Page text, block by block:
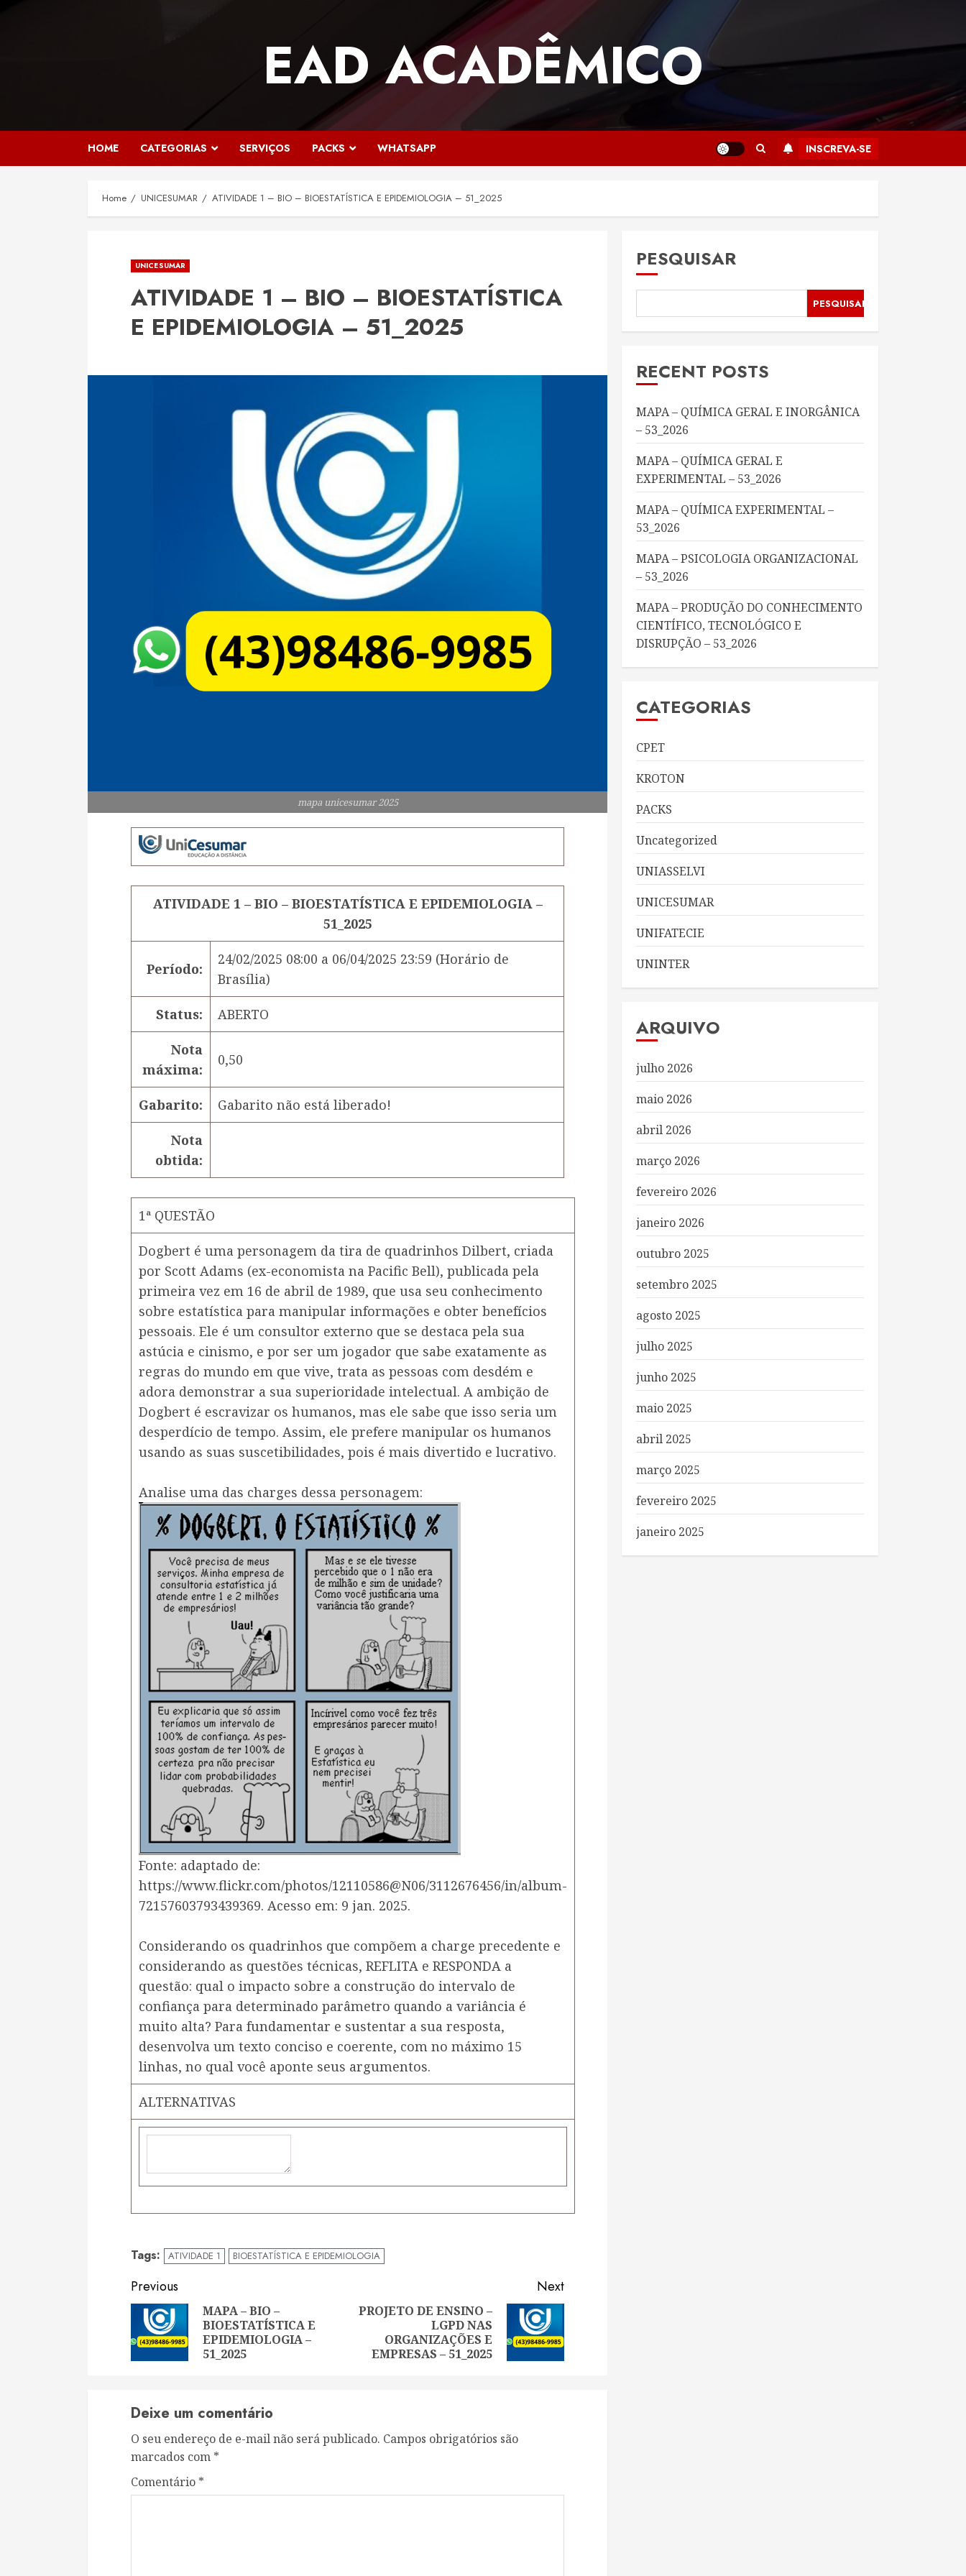
EAD ACADÊMICO
HOME CATEGORIAS SERVIÇOS PACKS WHATSAPP INSCREVA-SE
Home UNICESUMAR ATIVIDADE 1 – BIO – BIOESTATÍSTICA E EPIDEMIOLOGIA – 51_2025
UNICESUMAR
ATIVIDADE 1 – BIO – BIOESTATÍSTICA
E EPIDEMIOLOGIA – 51_2025
mapa unicesumar 2025
ATIVIDADE 1 – BIO – BIOESTATÍSTICA E EPIDEMIOLOGIA –
51_2025
Período:
24/02/2025 08:00 a 06/04/2025 23:59 (Horário de
Brasília)
Status: ABERTO
Nota
máxima:
0,50
Gabarito: Gabarito não está liberado!
Nota
obtida:
1ª QUESTÃO
Dogbert é uma personagem da tira de quadrinhos Dilbert, criada
por Scott Adams (ex-economista na Pacific Bell), publicada pela
primeira vez em 16 de abril de 1989, que usa seu conhecimento
sobre estatística para manipular informações e obter benefícios
pessoais. Ele é um consultor externo que se destaca pela sua
astúcia e cinismo, e por ser um jogador que sabe exatamente as
regras do mundo em que vive, trata as pessoas com desdém e
adora demonstrar a sua superioridade intelectual. A ambição de
Dogbert é escravizar os humanos, mas ele sabe que isso seria um
desperdício de tempo. Assim, ele prefere manipular os humanos
usando as suas suscetibilidades, pois é mais divertido e lucrativo.
Analise uma das charges dessa personagem:
​Fonte: adaptado de:
https://www.flickr.com/photos/12110586@N06/3112676456/in/album-
72157603793439369. Acesso em: 9 jan. 2025.
Considerando os quadrinhos que compõem a charge precedente e
considerando as questões técnicas, REFLITA e RESPONDA a
questão: qual o impacto sobre a construção do intervalo de
confiança para determinado parâmetro quando a variância é
muito alta? Para fundamentar e sustentar a sua resposta,
desenvolva um texto conciso e coerente, com no máximo 15
linhas, no qual você aponte seus argumentos.
ALTERNATIVAS
Tags: ATIVIDADE 1 BIOESTATÍSTICA E EPIDEMIOLOGIA
Continue
Reading
Previous
post:
MAPA – BIO –
BIOESTATÍSTICA E
EPIDEMIOLOGIA –
51_2025
Next
post:
PROJETO DE ENSINO –
LGPD NAS
ORGANIZAÇÕES E
EMPRESAS – 51_2025
Deixe um comentário
O seu endereço de e-mail não será publicado. Campos obrigatórios são
marcados com *
Comentário *
PESQUISAR
PESQUISAR
RECENT POSTS
MAPA – QUÍMICA GERAL E INORGÂNICA
– 53_2026
MAPA – QUÍMICA GERAL E
EXPERIMENTAL – 53_2026
MAPA – QUÍMICA EXPERIMENTAL –
53_2026
MAPA – PSICOLOGIA ORGANIZACIONAL
– 53_2026
MAPA – PRODUÇÃO DO CONHECIMENTO
CIENTÍFICO, TECNOLÓGICO E
DISRUPÇÃO – 53_2026
CATEGORIAS
CPET
KROTON
PACKS
Uncategorized
UNIASSELVI
UNICESUMAR
UNIFATECIE
UNINTER
ARQUIVO
julho 2026
maio 2026
abril 2026
março 2026
fevereiro 2026
janeiro 2026
outubro 2025
setembro 2025
agosto 2025
julho 2025
junho 2025
maio 2025
abril 2025
março 2025
fevereiro 2025
janeiro 2025